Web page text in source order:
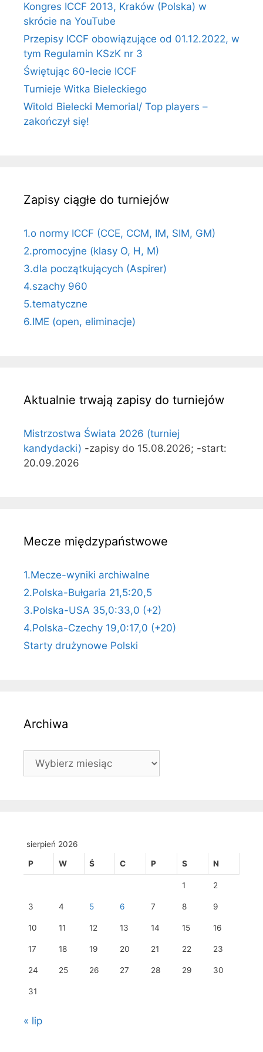
Kongres ICCF 2013, Kraków (Polska) w
skrócie na YouTube
Przepisy ICCF obowiązujące od 01.12.2022, w
tym Regulamin KSzK nr 3
Świętując 60-lecie ICCF
Turnieje Witka Bieleckiego
Witold Bielecki Memorial/ Top players –
zakończył się!
Zapisy ciągłe do turniejów
1.o normy ICCF (CCE, CCM, IM, SIM, GM)
2.promocyjne (klasy O, H, M)
3.dla początkujących (Aspirer)
4.szachy 960
5.tematyczne
6.IME (open, eliminacje)
Aktualnie trwają zapisy do turniejów
Mistrzostwa Świata 2026 (turniej
kandydacki) -zapisy do 15.08.2026; -start:
20.09.2026
Mecze międzypaństwowe
1.Mecze-wyniki archiwalne
2.Polska-Bułgaria 21,5:20,5
3.Polska-USA 35,0:33,0 (+2)
4.Polska-Czechy 19,0:17,0 (+20)
Starty drużynowe Polski
Archiwa
Archiwa
sierpień 2026
P W Ś C P S N
1 2
3 4 5 6 7 8 9
10 11 12 13 14 15 16
17 18 19 20 21 22 23
24 25 26 27 28 29 30
31
« lip